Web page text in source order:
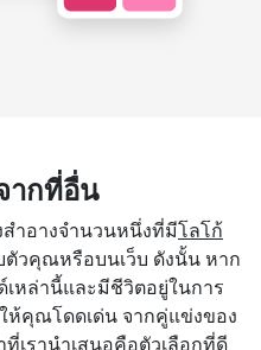
ากที่อื่น
ำอางจำนวนหนึ่งที่มีโลโก้
วคุณหรือบนเว็บ ดังนั้น หาก
หล่านี้และมีชีวิตอยู่ในการ
คุณโดดเด่น จากคู่แข่งของ
เรานำเสนอคือตัวเลือกที่ดี